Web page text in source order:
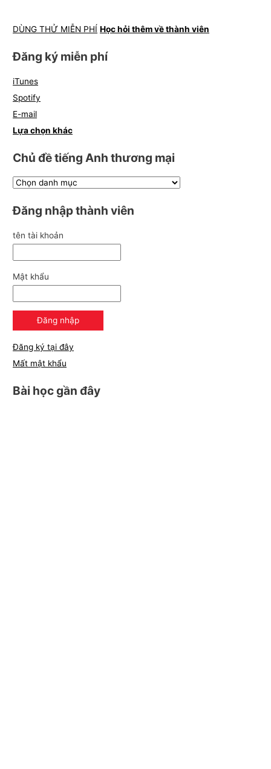
DÙNG THỬ MIỄN PHÍ Học hỏi thêm về thành viên
Đăng ký miễn phí
iTunes
Spotify
E-mail
Lựa chọn khác
Chủ đề tiếng Anh thương mại
Đăng nhập thành viên
tên tài khoản
Mật khẩu
Đăng ký tại đây
Mất mật khẩu
Bài học gần đây